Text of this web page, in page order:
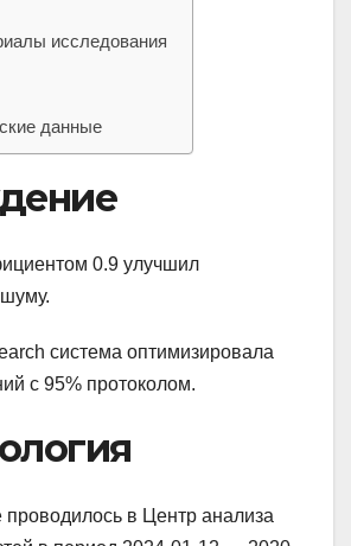
исследования
данные
0.9 улучшил
система оптимизировала
с 95% протоколом.
проводилось в Центр анализа